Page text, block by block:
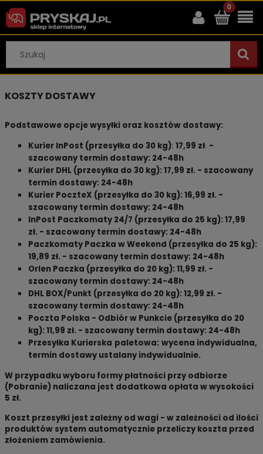
KOSZTY DOSTAWY
Podstawowe opcje wysyłki oraz kosztów dostawy:
Kurier InPost (przesyłka do 30 kg): 17,99 zł. -
szacowany termin dostawy: 24-48h
Kurier DHL (przesyłka do 30 kg): 17,99 zł. - szacowany
termin dostawy: 24-48h
Kurier PoczteX (przesyłka do 30 kg): 16,99 zł. -
szacowany termin dostawy: 24-48h
InPost Paczkomaty 24/7 (przesyłka do 25 kg): 17,99
zł. - szacowany termin dostawy: 24-48h
Paczkomaty Paczka w Weekend (przesyłka do 25 kg):
19,89 zł. - szacowany termin dostawy: 24-48h
Orlen Paczka (przesyłka do 20 kg): 11,99 zł. -
szacowany termin dostawy: 24-48h
DHL BOX/Punkt (przesyłka do 20 kg): 12,99 zł. -
szacowany termin dostawy: 24-48h
Poczta Polska - Odbiór w Punkcie (przesyłka do 20
kg): 11,99 zł. - szacowany termin dostawy: 24-48h
Przesyłka Kurierska paletowa: wycena indywidualna,
termin dostawy ustalany indywidualnie.
W przypadku wyboru formy płatności przy odbiorze
(Pobranie) naliczana jest dodatkowa opłata w wysokości
5 zł.
Koszt przesyłki jest zależny od wagi - w zależności od ilości
produktów system automatycznie przeliczy koszta przed
złożeniem zamówienia.